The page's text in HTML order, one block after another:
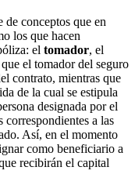
de conceptos que en
los que hacen
el tomador, el
el tomador del seguro
contrato, mientras que
de la cual se estipula
designada por el
a las
Así, en el momento
como beneficiario a
recibirán el capital